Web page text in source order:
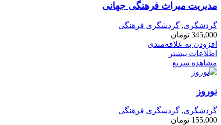
مدیریت میراث فرهنگی جهانی
گردشگری, گردشگری فرهنگی
345,000 تومان
افزودن به علاقه‌مندی
اطلاعات بیشتر
مشاهده سریع
نوروز
گردشگری, گردشگری فرهنگی
155,000 تومان